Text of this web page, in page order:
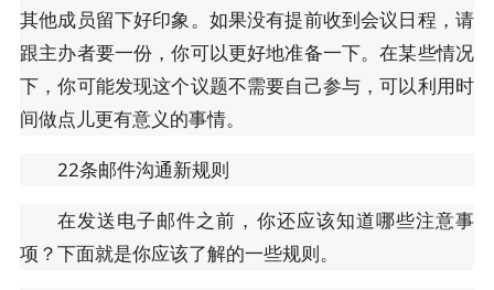
其他成员留下好印象。如果没有提前收到会议日程，请
跟主办者要一份，你可以更好地准备一下。在某些情况
下，你可能发现这个议题不需要自己参与，可以利用时
间做点儿更有意义的事情。
22条邮件沟通新规则
在发送电子邮件之前，你还应该知道哪些注意事
项？下面就是你应该了解的一些规则。